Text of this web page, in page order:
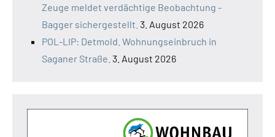
Zeuge meldet verdächtige Beobachtung -
Bagger sichergestellt. 3. August 2026
POL-LIP: Detmold. Wohnungseinbruch in
Saganer Straße. 3. August 2026